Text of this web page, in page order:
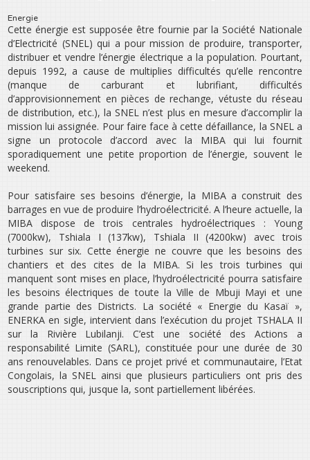
Energie
Cette énergie est supposée être fournie par la Société Nationale
d’Electricité (SNEL) qui a pour mission de produire, transporter,
distribuer et vendre l’énergie électrique a la population. Pourtant,
depuis 1992, a cause de multiplies difficultés qu’elle rencontre
(manque de carburant et lubrifiant, difficultés
d’approvisionnement en pièces de rechange, vétuste du réseau
de distribution, etc.), la SNEL n’est plus en mesure d’accomplir la
mission lui assignée. Pour faire face à cette défaillance, la SNEL a
signe un protocole d’accord avec la MIBA qui lui fournit
sporadiquement une petite proportion de l’énergie, souvent le
week­end.
Pour satisfaire ses besoins d’énergie, la MIBA a construit des
barrages en vue de produire l’hydroélectricité. A l’heure actuelle, la
MIBA dispose de trois centrales hydroélectriques : Young
(7000kw), Tshiala I (137kw), Tshiala II (4200kw) avec trois
turbines sur six. Cette énergie ne couvre que les besoins des
chantiers et des cites de la MIBA. Si les trois turbines qui
manquent sont mises en place, l’hydroélectricité pourra satisfaire
les besoins électriques de toute la Ville de Mbuji Mayi et une
grande partie des Districts. La société « Energie du Kasaï »,
ENERKA en sigle, intervient dans l’exécution du projet TSHALA II
sur la Rivière Lubilanji. C’est une société des Actions a
responsabilité Limite (SARL), constituée pour une durée de 30
ans renouvelables. Dans ce projet privé et communautaire, l’Etat
Congolais, la SNEL ainsi que plusieurs particuliers ont pris des
souscriptions qui, jusque la, sont partiellement libérées.